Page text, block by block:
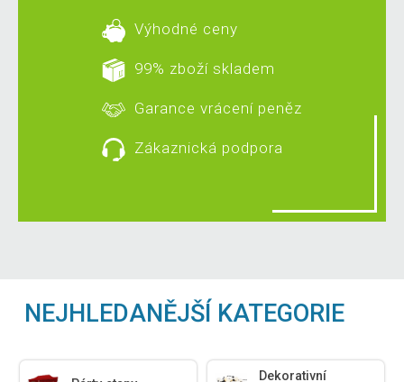
Výhodné ceny
99% zboží skladem
Garance vrácení peněz
Zákaznická podpora
NEJHLEDANĚJŠÍ KATEGORIE
Dekorativní